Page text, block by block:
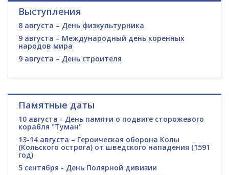
Выступления
8 августа – День физкультурника
9 августа – Международный день коренных
народов мира
9 августа – День строителя
Памятные даты
10 августа - День памяти о подвиге сторожевого
корабля "Туман"
13-14 августа – Героическая оборона Колы
(Кольского острога) от шведского нападения (1591
год)
5 сентября - День Полярной дивизии